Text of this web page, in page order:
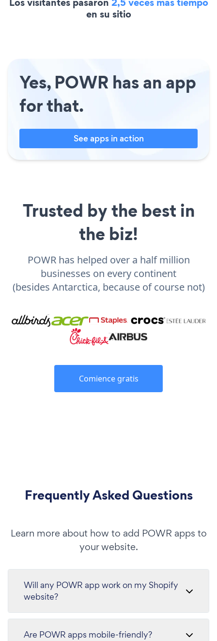
en su sitio
Yes, POWR has an app
for that.
See apps in action
Trusted by the best in
the biz!
POWR has helped over a half million
businesses on every continent
(besides Antarctica, because of course not)
Comience gratis
Frequently Asked Questions
Learn more about how to add POWR apps to
your website.
Will any POWR app work on my Shopify
website?
Are POWR apps mobile-friendly?